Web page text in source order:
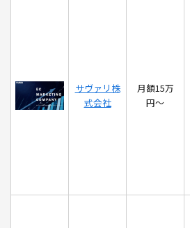
サヴァリ株
式会社
月額15万
円〜